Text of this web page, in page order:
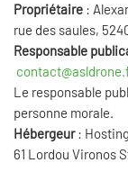
Propriétaire :
rue des saules,
Responsable
Le responsable
personne morale.
Hébergeur:
61 Lordou Vironos